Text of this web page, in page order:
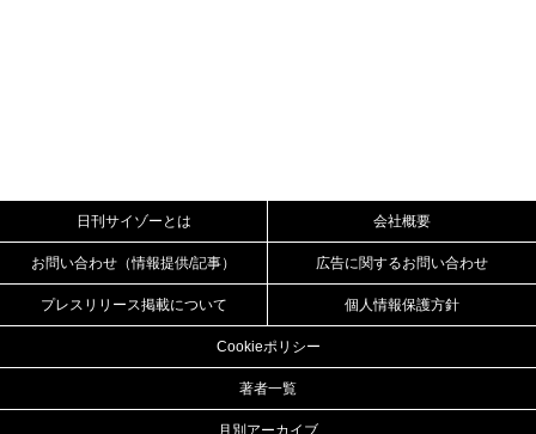
日刊サイゾーとは 会社概要
お問い合わせ（情報提供/記事） 広告に関するお問い合わせ
プレスリリース掲載について 個人情報保護方針
Cookieポリシー
著者一覧
月別アーカイブ